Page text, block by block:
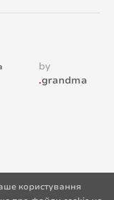
by
.grandma
користування